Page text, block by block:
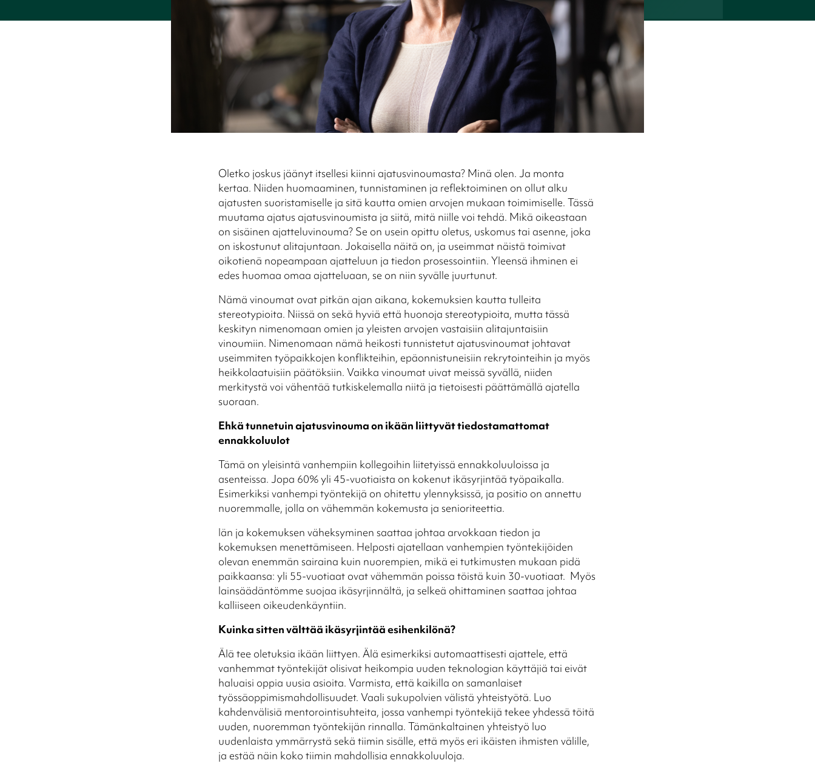
Oletko joskus jäänyt itsellesi kiinni ajatusvinoumasta? Minä olen. Ja monta
kertaa. Niiden huomaaminen, tunnistaminen ja reflektoiminen on ollut alku
ajatusten suoristamiselle ja sitä kautta omien arvojen mukaan toimimiselle. Tässä
muutama ajatus ajatusvinoumista ja siitä, mitä niille voi tehdä. Mikä oikeastaan
on sisäinen ajatteluvinouma? Se on usein opittu oletus, uskomus tai asenne, joka
on iskostunut alitajuntaan. Jokaisella näitä on, ja useimmat näistä toimivat
oikotienä nopeampaan ajatteluun ja tiedon prosessointiin. Yleensä ihminen ei
edes huomaa omaa ajatteluaan, se on niin syvälle juurtunut.
Nämä vinoumat ovat pitkän ajan aikana, kokemuksien kautta tulleita
stereotypioita. Niissä on sekä hyviä että huonoja stereotypioita, mutta tässä
keskityn nimenomaan omien ja yleisten arvojen vastaisiin alitajuntaisiin
vinoumiin. Nimenomaan nämä heikosti tunnistetut ajatusvinoumat johtavat
useimmiten työpaikkojen konflikteihin, epäonnistuneisiin rekrytointeihin ja myös
heikkolaatuisiin päätöksiin. Vaikka vinoumat uivat meissä syvällä, niiden
merkitystä voi vähentää tutkiskelemalla niitä ja tietoisesti päättämällä ajatella
suoraan.
Ehkä tunnetuin ajatusvinouma on ikään liittyvät tiedostamattomat
ennakkoluulot
Tämä on yleisintä vanhempiin kollegoihin liitetyissä ennakkoluuloissa ja
asenteissa. Jopa 60% yli 45-vuotiaista on kokenut ikäsyrjintää työpaikalla.
Esimerkiksi vanhempi työntekijä on ohitettu ylennyksissä, ja positio on annettu
nuoremmalle, jolla on vähemmän kokemusta ja senioriteettia.
Iän ja kokemuksen väheksyminen saattaa johtaa arvokkaan tiedon ja
kokemuksen menettämiseen. Helposti ajatellaan vanhempien työntekijöiden
olevan enemmän sairaina kuin nuorempien, mikä ei tutkimusten mukaan pidä
paikkaansa: yli 55-vuotiaat ovat vähemmän poissa töistä kuin 30-vuotiaat. Myös
lainsäädäntömme suojaa ikäsyrjinnältä, ja selkeä ohittaminen saattaa johtaa
kalliiseen oikeudenkäyntiin.
Kuinka sitten välttää ikäsyrjintää esihenkilönä?
Älä tee oletuksia ikään liittyen. Älä esimerkiksi automaattisesti ajattele, että
vanhemmat työntekijät olisivat heikompia uuden teknologian käyttäjiä tai eivät
haluaisi oppia uusia asioita. Varmista, että kaikilla on samanlaiset
työssäoppimismahdollisuudet. Vaali sukupolvien välistä yhteistyötä. Luo
kahdenvälisiä mentorointisuhteita, jossa vanhempi työntekijä tekee yhdessä töitä
uuden, nuoremman työntekijän rinnalla. Tämänkaltainen yhteistyö luo
uudenlaista ymmärrystä sekä tiimin sisälle, että myös eri ikäisten ihmisten välille,
ja estää näin koko tiimin mahdollisia ennakkoluuloja.